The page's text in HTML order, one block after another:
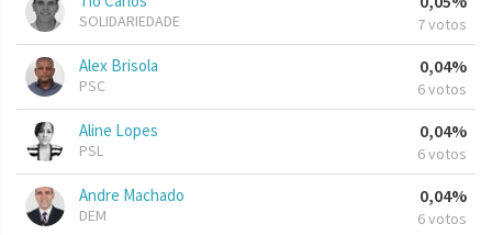
SOLIDARIEDADE 7 votos
Alex Brisola
PSC
0,04%
6 votos
Aline Lopes
PSL
0,04%
6 votos
Andre Machado
DEM
0,04%
6 votos